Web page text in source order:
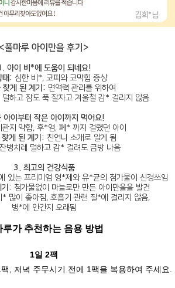
<풀마루 아이만을 후기>
아이 비*에 도움이 되네요!
태: 심한 비*, 코피와 코막힘 증상
찾게 된 계기: 면역력 관리를 위하여
덜하고 잠도 푹 잘자고 겨울철 감* 걸리지 않음
아이부터 작은 아이까지 먹어요!
관지 약함, 후*염, 폐* 까지 걸렸던 아이
게 된 계기: 친언니 소개로 알게 됨
병치레 덜하고 감* 걸려도 금방 나음
3. 최고의 건강식품
있는 프리미엄 영*제와 유*균의 첨가물이 신경쓰임
: 첨가물없이 마늘로만 만든 아이만을을 발견
* 많이 좋아짐, 호흡기 관련 질*에 걸리지 않음,
병*에 안간지 오래됨
루가 추천하는 음용 방법
1일 2팩
, 저녁 주무시기 전에 1팩을 복용하여 주세요.